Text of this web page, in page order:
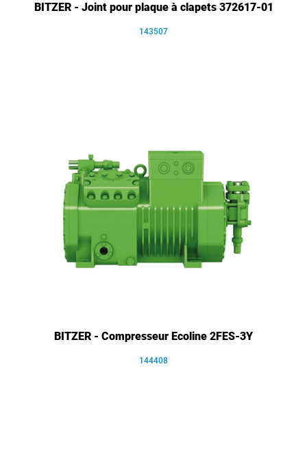
BITZER - Joint pour plaque à clapets 372617-01
143507
BITZER - Compresseur Ecoline 2FES-3Y
144408